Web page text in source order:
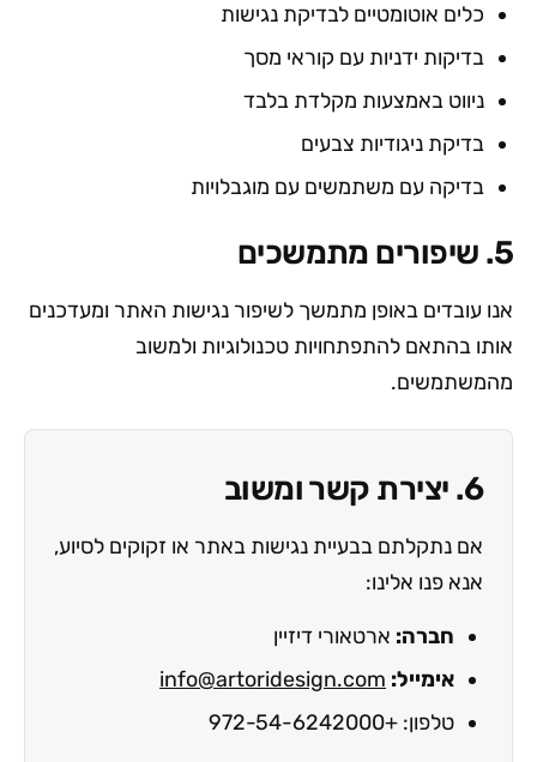
כלים אוטומטיים לבדיקת נגישות
בדיקות ידניות עם קוראי מסך
ניווט באמצעות מקלדת בלבד
בדיקת ניגודיות צבעים
בדיקה עם משתמשים עם מוגבלויות
5. שיפורים מתמשכים
אנו עובדים באופן מתמשך לשיפור נגישות האתר ומעדכנים
אותו בהתאם להתפתחויות טכנולוגיות ולמשוב
מהמשתמשים.
6. יצירת קשר ומשוב
אם נתקלתם בבעיית נגישות באתר או זקוקים לסיוע,
אנא פנו אלינו:
חברה: ארטאורי דיזיין
אימייל: info@artoridesign.com
טלפון: +972-54-6242000